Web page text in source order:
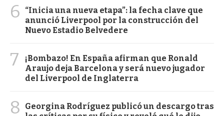
6
“Inicia una nueva etapa”: la fecha clave que
anunció Liverpool por la construcción del
Nuevo Estadio Belvedere
7
¡Bombazo! En España afirman que Ronald
Araujo deja Barcelona y será nuevo jugador
del Liverpool de Inglaterra
8
Georgina Rodríguez publicó un descargo tras